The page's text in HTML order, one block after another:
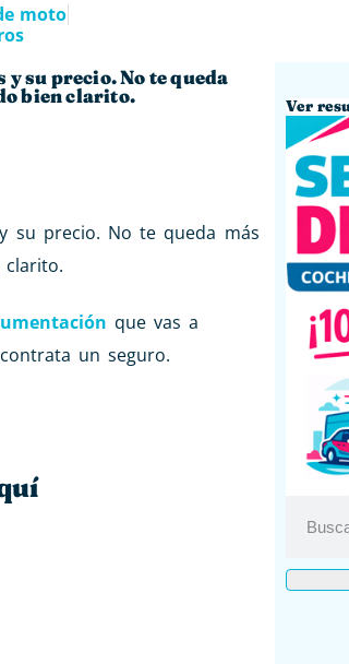
moto
su precio. No te queda
bien clarito.
su precio. No te queda más
que vas a
un seguro.
Ver